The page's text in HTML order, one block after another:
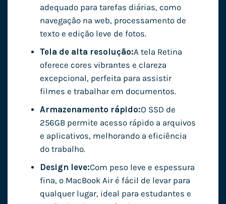
adequado para tarefas diárias, como
navegação na web, processamento de
texto e edição leve de fotos.
Tela de alta resolução:A tela Retina
oferece cores vibrantes e clareza
excepcional, perfeita para assistir
filmes e trabalhar em documentos.
Armazenamento rápido:O SSD de
256GB permite acesso rápido a arquivos
e aplicativos, melhorando a eficiência
do trabalho.
Design leve:Com peso leve e espessura
fina, o MacBook Air é fácil de levar para
qualquer lugar, ideal para estudantes e